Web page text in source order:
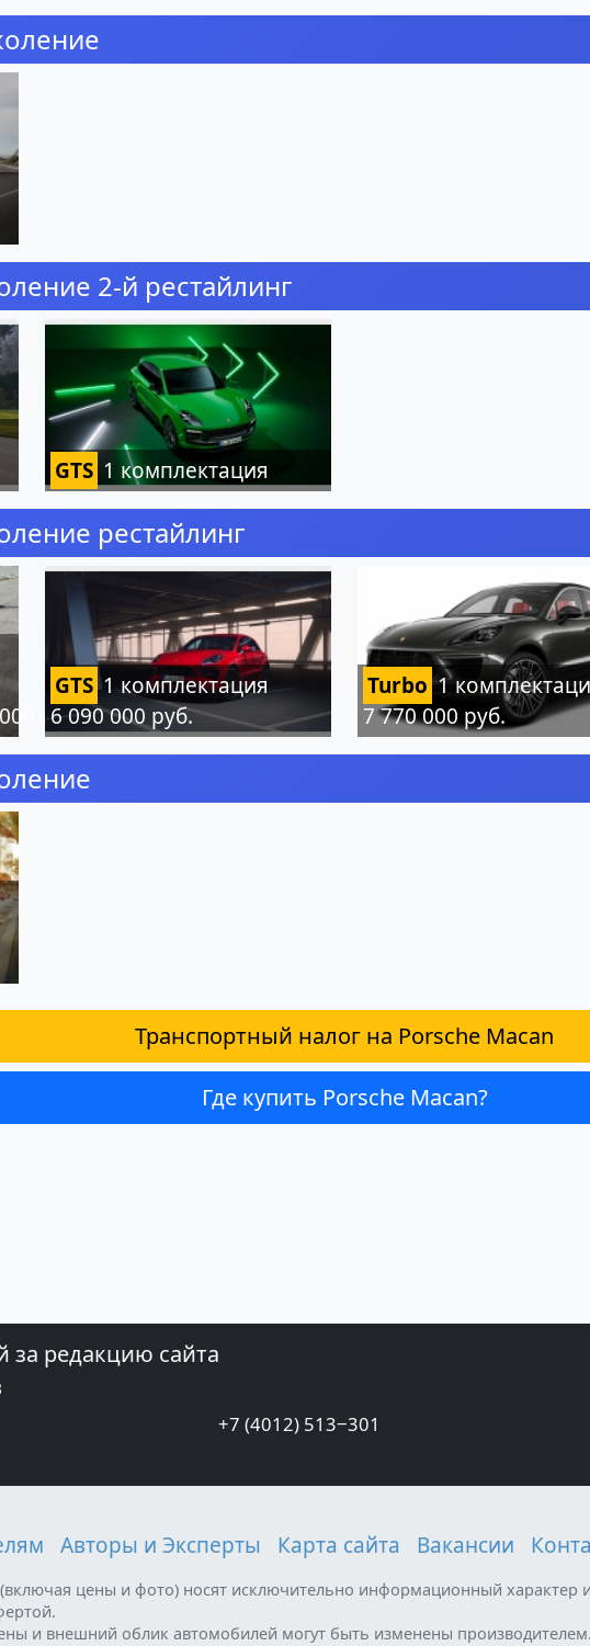
2-й рестайлинг
GTS 1 комплектация
рестайлинг
руб.
GTS1 комплектация
6 090 000 руб.
Turbo1
7 770 000 руб.
Транспортный налог на Porsche Macan
Где купить Porsche Macan?
за редакцию сайта
+7 (4012) 513‒301
Авторы и Эксперты Карта сайта Вакансии
цены и фото) носят исключительно информационный характер
и внешний облик автомобилей могут быть изменены